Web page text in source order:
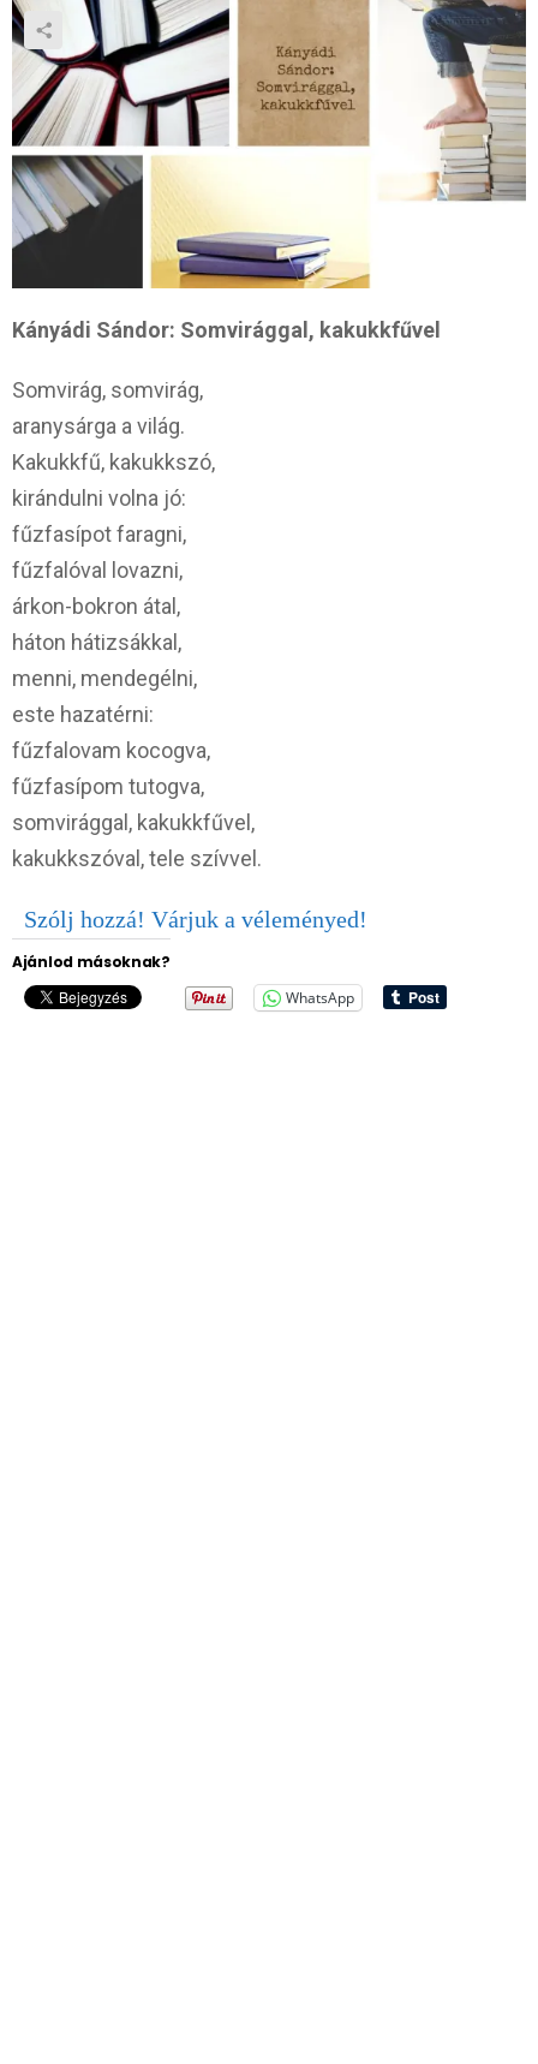
Kányádi Sándor: Somvirággal, kakukkfűvel
Somvirág, somvirág,
aranysárga a világ.
Kakukkfű, kakukkszó,
kirándulni volna jó:
fűzfasípot faragni,
fűzfalóval lovazni,
árkon-bokron átal,
háton hátizsákkal,
menni, mendegélni,
este hazatérni:
fűzfalovam kocogva,
fűzfasípom tutogva,
somvirággal, kakukkfűvel,
kakukkszóval, tele szívvel.
Szólj hozzá! Várjuk a véleményed!
Ajánlod másoknak?
WhatsApp